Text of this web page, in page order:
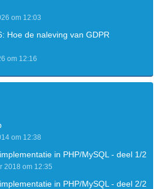
om 12:03
Hoe de naleving van GDPR
om 12:16
om 12:38
in PHP/MySQL - deel 1/2
2018 om 12:35
in PHP/MySQL - deel 2/2